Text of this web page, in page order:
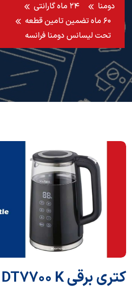
دومنا
۲۴ ماه گارانتی
۶۰ ماه تضمین تامین قطعه
تحت لیسانس دومنا فرانسه
کتری برقی DT7700 K